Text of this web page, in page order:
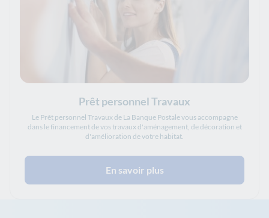
Prêt personnel Travaux
Le Prêt personnel Travaux de La Banque Postale vous accompagne
dans le financement de vos travaux d'aménagement, de décoration et
d'amélioration de votre habitat.
En savoir plus